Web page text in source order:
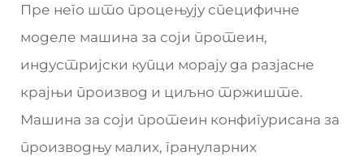
Пре него што процењују специфичне
моделе машина за соји протеин,
индустријски купци морају да разјасне
крајњи производ и циљно тржиште.
Машина за соји протеин конфигурисана за
производњу малих, грануларних